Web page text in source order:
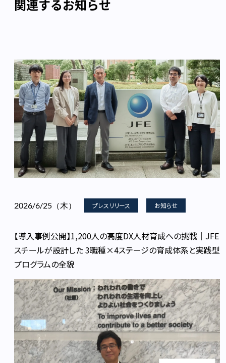
関連するお知らせ
2026/6/25（木） プレスリリース お知らせ
【導入事例公開】1,200人の高度DX人材育成への挑戦｜JFE
スチールが設計した 3職種×4ステージの育成体系と実践型
プログラムの全貌